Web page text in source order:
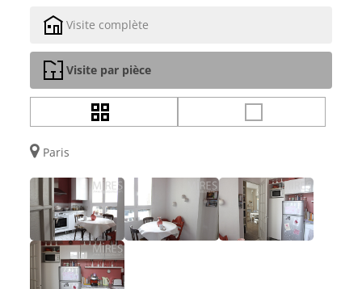
Visite complète
Visite par pièce
Paris